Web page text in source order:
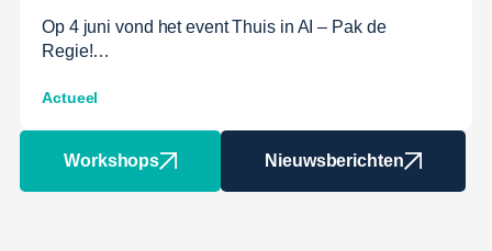
Op 4 juni vond het event Thuis in AI – Pak de
Regie!…
Actueel
Workshops Nieuwsberichten